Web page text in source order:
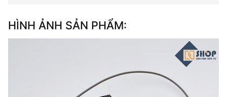
HÌNH ẢNH SẢN PHẨM: